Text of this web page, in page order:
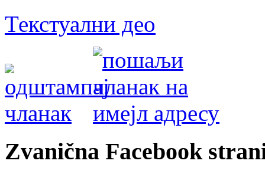
Текстуални део
Zvanična Facebook